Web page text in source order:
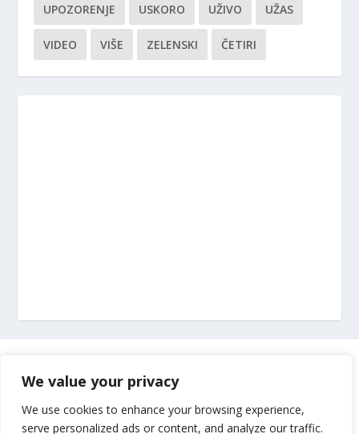
We value your privacy
We use cookies to enhance your browsing experience,
serve personalized ads or content, and analyze our traffic.
UPOZORENJE USKORO UŽIVO UŽAS
VIDEO VIŠE ZELENSKI ČETIRI
Impressum